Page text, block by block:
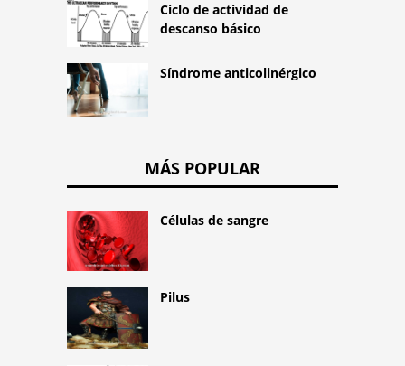
Ciclo de actividad de
descanso básico
Síndrome anticolinérgico
MÁS POPULAR
Células de sangre
Pilus